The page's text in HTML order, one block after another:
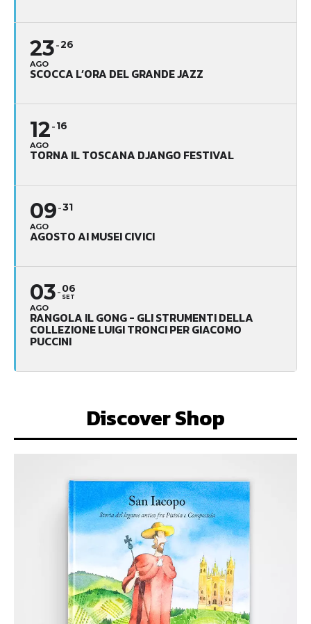
23
AGO
26
SCOCCA L’ORA DEL GRANDE JAZZ
12
AGO
16
TORNA IL TOSCANA DJANGO FESTIVAL
09
AGO
31
AGOSTO AI MUSEI CIVICI
03
AGO
06
SET
RANGOLA IL GONG - GLI STRUMENTI DELLA
COLLEZIONE LUIGI TRONCI PER GIACOMO
PUCCINI
Discover Shop